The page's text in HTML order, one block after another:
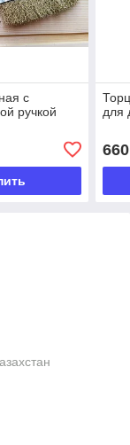
с
ручкой
для
660